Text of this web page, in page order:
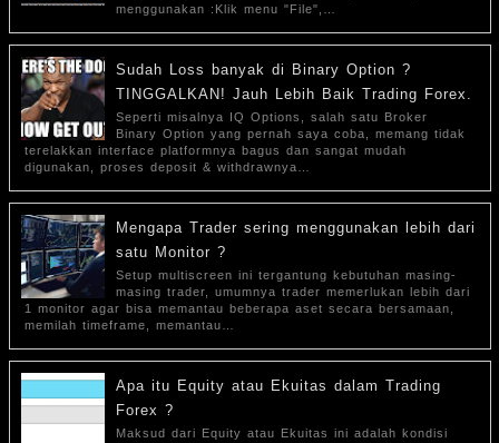
menggunakan :Klik menu "File",…
Sudah Loss banyak di Binary Option ?
TINGGALKAN! Jauh Lebih Baik Trading Forex.
Seperti misalnya IQ Options, salah satu Broker
Binary Option yang pernah saya coba, memang tidak
terelakkan interface platformnya bagus dan sangat mudah
digunakan, proses deposit & withdrawnya…
Mengapa Trader sering menggunakan lebih dari
satu Monitor ?
Setup multiscreen ini tergantung kebutuhan masing-
masing trader, umumnya trader memerlukan lebih dari
1 monitor agar bisa memantau beberapa aset secara bersamaan,
memilah timeframe, memantau…
Apa itu Equity atau Ekuitas dalam Trading
Forex ?
Maksud dari Equity atau Ekuitas ini adalah kondisi